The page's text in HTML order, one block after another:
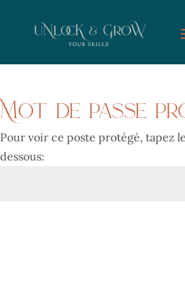
Mot de passe
Pour voir ce poste protégé, tapez
dessous: